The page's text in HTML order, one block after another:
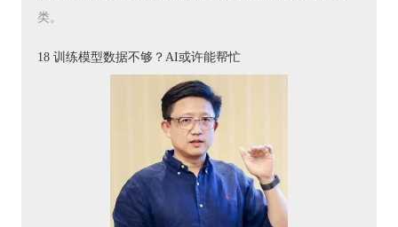
类。
18 训练模型数据不够？AI或许能帮忙